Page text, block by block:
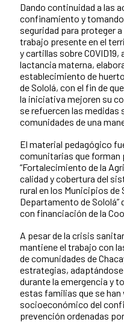
News content
Dando continuidad a las
confinamiento y
seguridad para proteger
trabajo presente en el
y cartillas sobre
lactancia materna,
establecimiento de
de Sololá, con el fin de
la iniciativa mejoren su
se refuercen las medidas
comunidades de una
El material pedagógico
comunitarias que forman
“Fortalecimiento de la
calidad y cobertura del
rural en los Municipios de
Departamento de Sololá”
con financiación de la
A pesar de la crisis
mantiene el trabajo con
de comunidades de
estrategias,
durante la emergencia y
estas familias que se
socioeconómico del
prevención ordenadas por